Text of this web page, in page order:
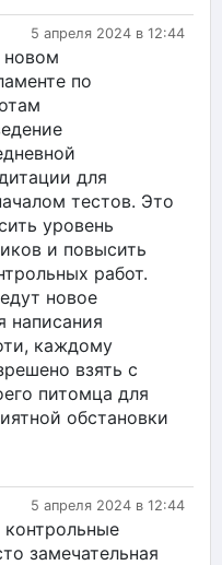
5 апреля 2024 в 12:44
новом
по
для
тестов. Это
уровень
и повысить
работ.
новое
написания
каждому
взять с
питомца для
обстановки
5 апреля 2024 в 12:44
замечательная